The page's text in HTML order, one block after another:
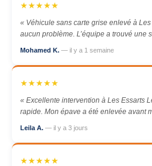
★★★★★
« Véhicule sans carte grise enlevé à
aucun problème. L’équipe a trouvé une
Mohamed K. — il y a 1 semaine
★★★★★
« Excellente intervention à Les Essarts
rapide. Mon épave a été enlevée avant
Leila A. — il y a 3 jours
★★★★★